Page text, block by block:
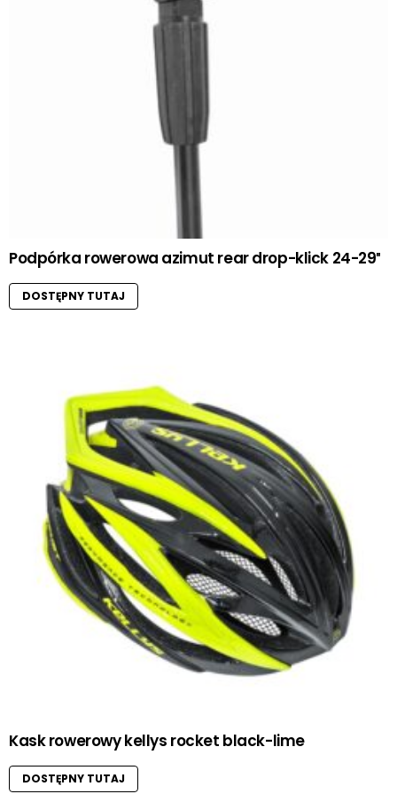
Podpórka rowerowa azimut rear drop-klick 24-29″
DOSTĘPNY TUTAJ
Kask rowerowy kellys rocket black-lime
DOSTĘPNY TUTAJ